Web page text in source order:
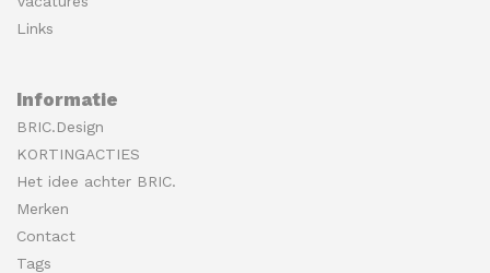
Links
Informatie
BRIC.Design
KORTINGACTIES
Het idee achter BRIC.
Merken
Contact
Tags